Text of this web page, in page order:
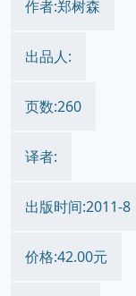
作者:郑树森
出品人:
页数:260
译者:
出版时间:2011-8
价格:42.00元